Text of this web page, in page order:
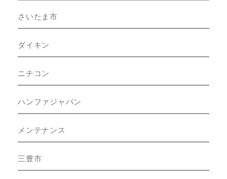
さいたま市
ダイキン
ニチコン
ハンファジャパン
メンテナンス
三豊市